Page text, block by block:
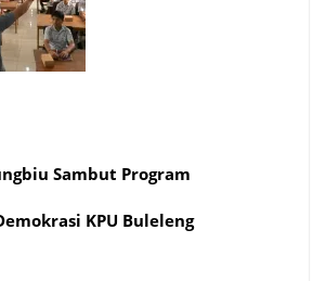
Sambut Program
KPU Buleleng